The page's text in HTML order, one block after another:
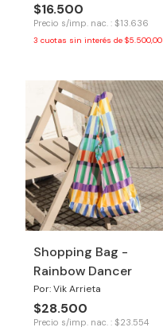
$16.500
Precio s/imp. nac. : $13.636
3 cuotas sin interés de $5.500,00
Shopping Bag -
Rainbow Dancer
Por: Vik Arrieta
$28.500
Precio s/imp. nac. : $23.554